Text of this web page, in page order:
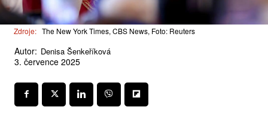
Zdroje: The New York Times, CBS News, Foto: Reuters
Autor: Denisa Šenkeříková
3. července 2025